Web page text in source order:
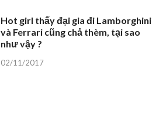
Hot girl thấy đại gia đi Lamborghini
và Ferrari cũng chả thèm, tại sao
như vậy ?
02/11/2017